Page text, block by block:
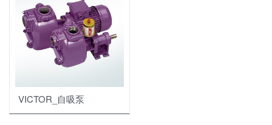
VICTOR_自吸泵